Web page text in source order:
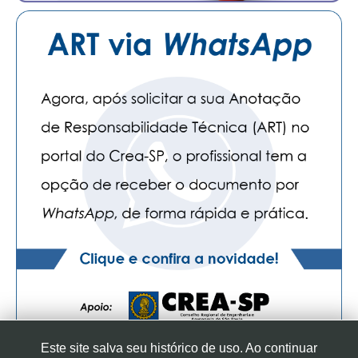
CAMPANHAS SALARIAIS
PALAVRA DO MURILO
NOTÍCIAS
CONTEÚDO ESPECIAL
JORNAL DO ENGENHEIRO
SEESP NOTÍCIAS
NOTÍCIAS NO WHATSAPP
Este site salva seu histórico de uso. Ao continuar